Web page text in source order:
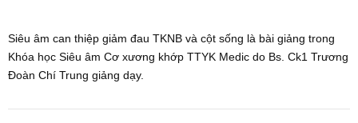
Siêu âm can thiệp giảm đau TKNB và cột sống là bài giảng trong
Khóa học Siêu âm Cơ xương khớp TTYK Medic do Bs. Ck1 Trương
Đoàn Chí Trung giảng dạy.